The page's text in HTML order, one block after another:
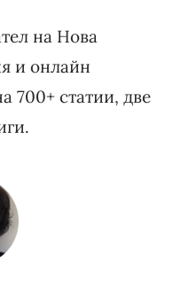
на Нова
и онлайн
700+ статии, две